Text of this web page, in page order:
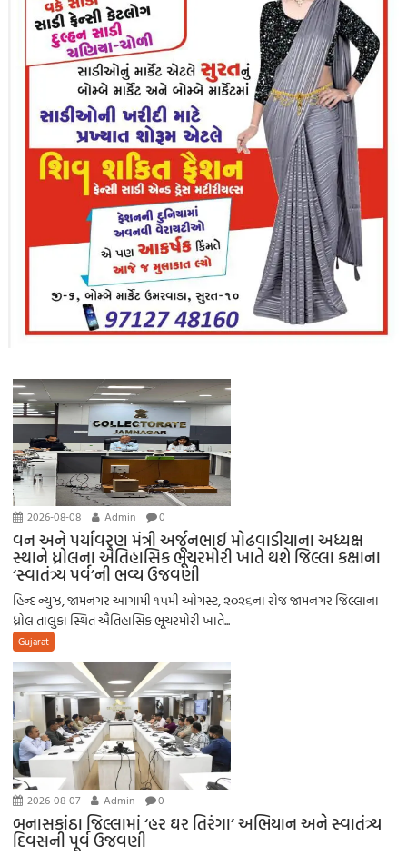
2026-08-08 Admin 0
વન અને પર્યાવરણ મંત્રી અર્જૂનભાઈ મોઢવાડીયાના અધ્યક્ષ
સ્થાને ધ્રોલના ઐતિહાસિક ભૂચરમોરી ખાતે થશે જિલ્લા કક્ષાના
‘સ્વાતંત્ર્ય પર્વ’ની ભવ્ય ઉજવણી
હિન્દ ન્યુઝ, જામનગર આગામી ૧૫મી ઓગસ્ટ, ૨૦૨૬ના રોજ જામનગર જિલ્લાના
ધ્રોલ તાલુકા સ્થિત ઐતિહાસિક ભૂચરમોરી ખાતે...
Gujarat
2026-08-07 Admin 0
બનાસકાંઠા જિલ્લામાં ‘હર ઘર તિરંગા’ અભિયાન અને સ્વાતંત્ર્ય
દિવસની પૂર્વ ઉજવણી